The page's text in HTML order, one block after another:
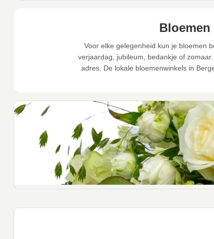
Voor elke gelegenheid kun je bloemen
verjaardag, jubileum, bedankje of
adres. De lokale bloemenwinkels in